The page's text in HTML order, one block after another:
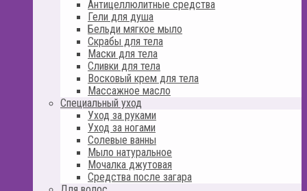
Антицеллюлитные средства
Гели для душа
Бельди мягкое мыло
Скрабы для тела
Маски для тела
Сливки для тела
Восковый крем для тела
Массажное масло
Специальный уход
Уход за руками
Уход за ногами
Солевые ванны
Мыло натуральное
Мочалка джутовая
Средства после загара